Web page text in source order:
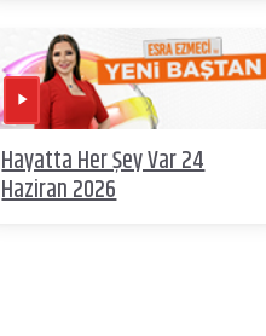
Hayatta Her Şey Var 24
Haziran 2026